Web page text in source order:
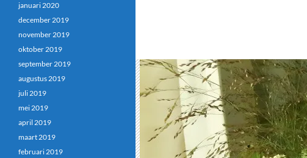
januari 2020
december 2019
november 2019
oktober 2019
september 2019
augustus 2019
juli 2019
mei 2019
april 2019
maart 2019
februari 2019